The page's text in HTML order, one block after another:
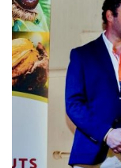
manejo
integral
del
almendro